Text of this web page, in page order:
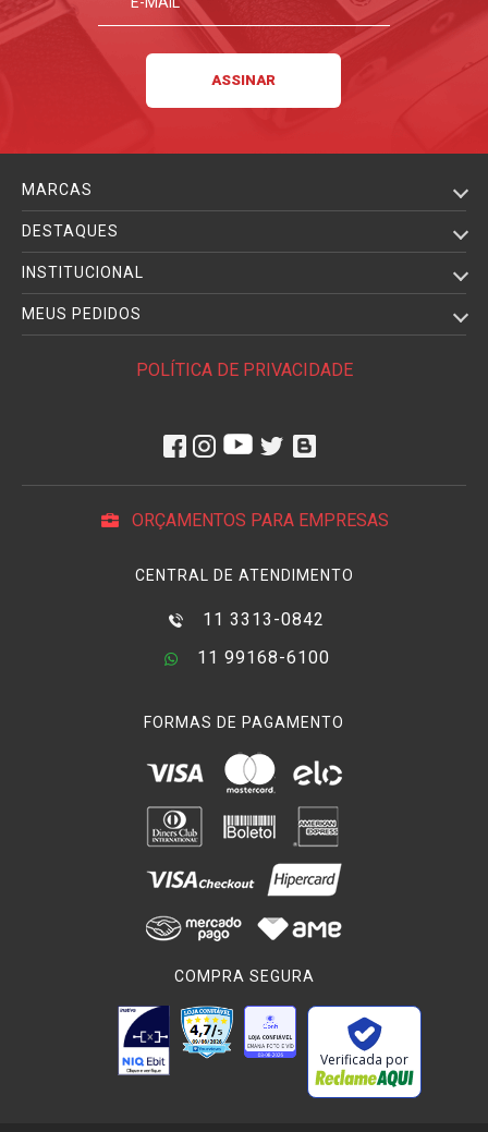
MARCAS
DESTAQUES
INSTITUCIONAL
MEUS PEDIDOS
POLÍTICA DE PRIVACIDADE
ORÇAMENTOS PARA EMPRESAS
CENTRAL DE ATENDIMENTO
11 3313-0842
11 99168-6100
FORMAS DE PAGAMENTO
COMPRA SEGURA
Verificada por